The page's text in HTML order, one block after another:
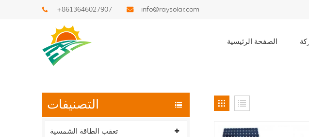
+8613646027907 info@raysolar.com
الصفحة الرئيسية بحث
التصنيفات
تعقب الطاقة الشمسية